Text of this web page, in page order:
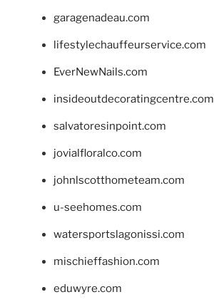
garagenadeau.com
lifestylechauffeurservice.com
EverNewNails.com
insideoutdecoratingcentre.com
salvatoresinpoint.com
jovialfloralco.com
johnlscotthometeam.com
u-seehomes.com
watersportslagonissi.com
mischieffashion.com
eduwyre.com